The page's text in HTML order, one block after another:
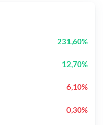
231,60%
12,70%
6,10%
0,30%